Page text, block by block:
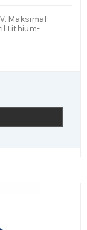
Maksimal
Lithium-